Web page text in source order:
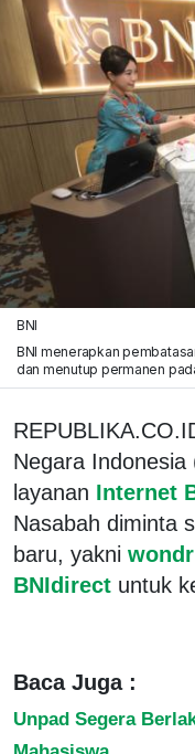
BNI
BNI menerapkan
dan menutup permanen
Negara
layanan Internet
Nasabah diminta
baru, yakni
BNIdirect untuk
Baca Juga :
Unpad Segera